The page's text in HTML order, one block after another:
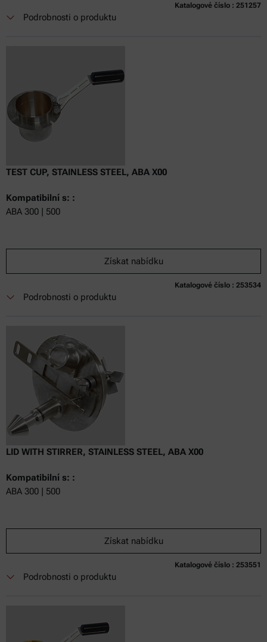
Katalogové číslo : 251257
Podrobnosti o produktu
TEST CUP, STAINLESS STEEL, ABA X00
Kompatibilní s: :
ABA 300 | 500
Získat nabídku
Katalogové číslo : 253534
Podrobnosti o produktu
LID WITH STIRRER, STAINLESS STEEL, ABA X00
Kompatibilní s: :
ABA 300 | 500
Získat nabídku
Katalogové číslo : 253551
Podrobnosti o produktu